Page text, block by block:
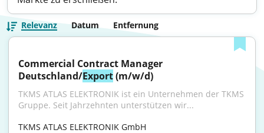
Relevanz Datum Entfernung
Commercial Contract Manager
Deutschland/Export (m/w/d)
TKMS ATLAS ELEKTRONIK ist ein Unternehmen der TKMS
Gruppe. Seit Jahrzehnten unterstützen wir...
TKMS ATLAS ELEKTRONIK GmbH